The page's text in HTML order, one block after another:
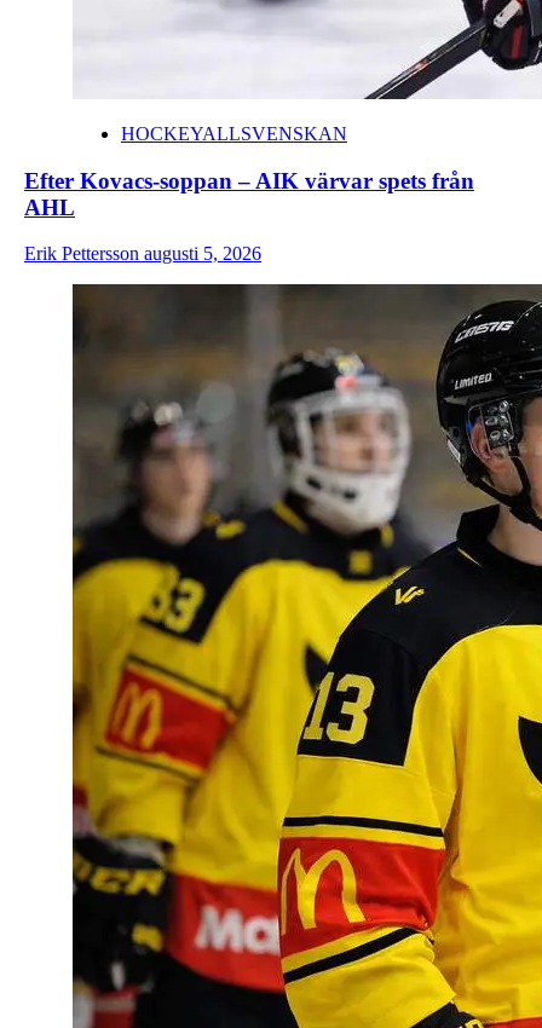
HOCKEYALLSVENSKAN
Efter Kovacs-soppan – AIK värvar spets från
AHL
Erik Pettersson augusti 5, 2026